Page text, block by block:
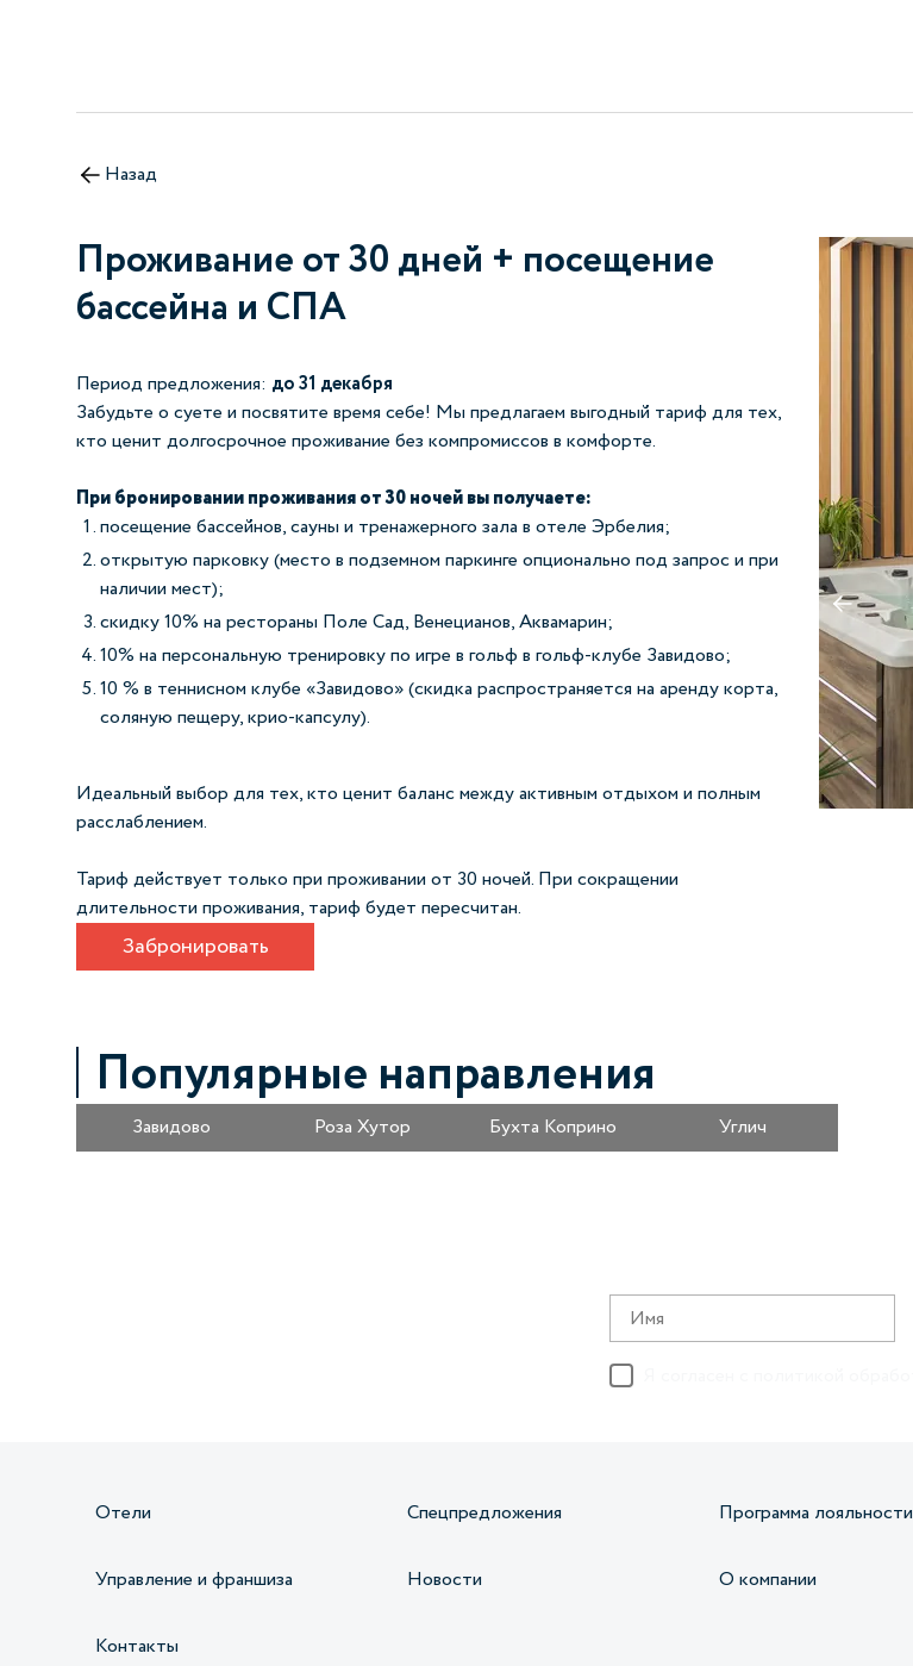
Назад
Проживание от 30 дней + посещение
бассейна и СПА
Период предложения: до 31 декабря
Забудьте о суете и посвятите время себе! Мы предлагаем выгодный тариф для тех,
кто ценит долгосрочное проживание без компромиссов в комфорте.
При бронировании проживания от 30 ночей вы получаете:
посещение бассейнов, сауны и тренажерного зала в отеле Эрбелия;
открытую парковку (место в подземном паркинге опционально под запрос и при
наличии мест);
скидку 10% на рестораны Поле Сад, Венецианов, Аквамарин;
10% на персональную тренировку по игре в гольф в гольф-клубе Завидово;
10 % в теннисном клубе «Завидово» (скидка распространяется на аренду корта,
соляную пещеру, крио-капсулу).
Идеальный выбор для тех, кто ценит баланс между активным отдыхом и полным
расслаблением.
Тариф действует только при проживании от 30 ночей. При сокращении
длительности проживания, тариф будет пересчитан.
Забронировать
Популярные направления
Завидово Роза Хутор Бухта Коприно Углич
Отели Спецпредложения Программа лояльности
Управление и франшиза Новости О компании
Контакты